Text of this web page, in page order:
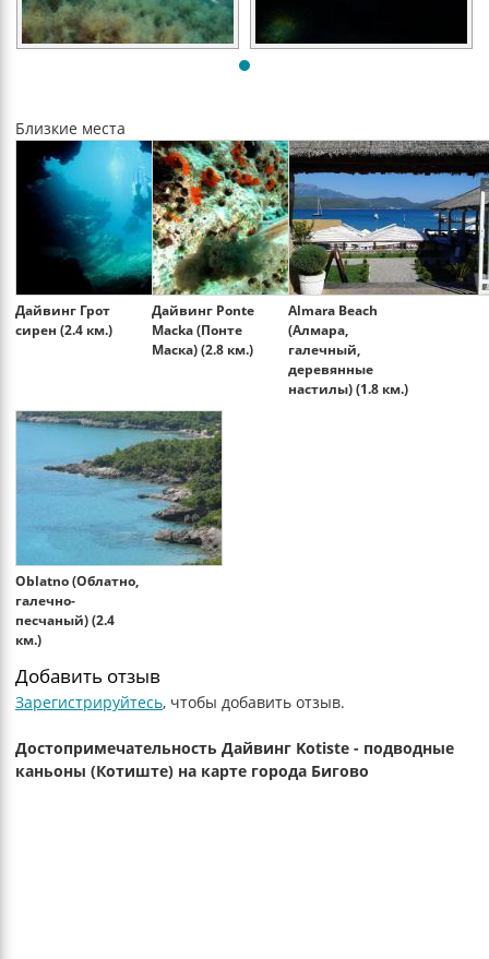
Близкие места
Дайвинг Грот
сирен (2.4 км.)
Дайвинг Ponte
Maсka (Понте
Маска) (2.8 км.)
Almara Beach
(Алмара,
галечный,
деревянные
настилы) (1.8 км.)
Oblatno (Облатно,
галечно-
песчаный) (2.4
км.)
Добавить отзыв
Зарегистрируйтесь, чтобы добавить отзыв.
Достопримечательность Дайвинг Kotiste - подводные
каньоны (Котиште) на карте города Бигово